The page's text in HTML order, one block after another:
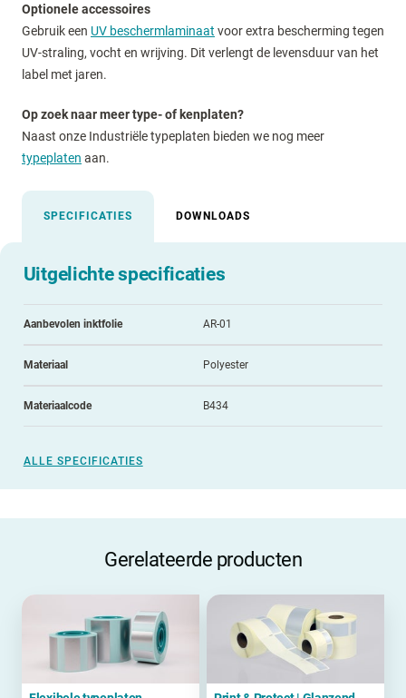
Optionele accessoires
Gebruik een UV beschermlaminaat voor extra bescherming tegen
UV-straling, vocht en wrijving. Dit verlengt de levensduur van het
label met jaren.
Op zoek naar meer type- of kenplaten?
Naast onze Industriële typeplaten bieden we nog meer
typeplaten aan.
SPECIFICATIES DOWNLOADS
Uitgelichte specificaties
Aanbevolen inktfolie AR-01
Materiaal Polyester
Materiaalcode B434
ALLE SPECIFICATIES
Gerelateerde producten